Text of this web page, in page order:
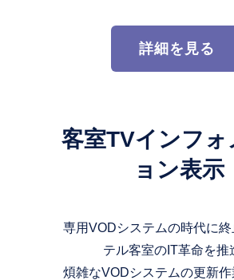
詳細を見る
客室TVインフォ
ョン表示
専用VODシステムの時代に
テル客室のIT革命を推
煩雑なVODシステムの更新作